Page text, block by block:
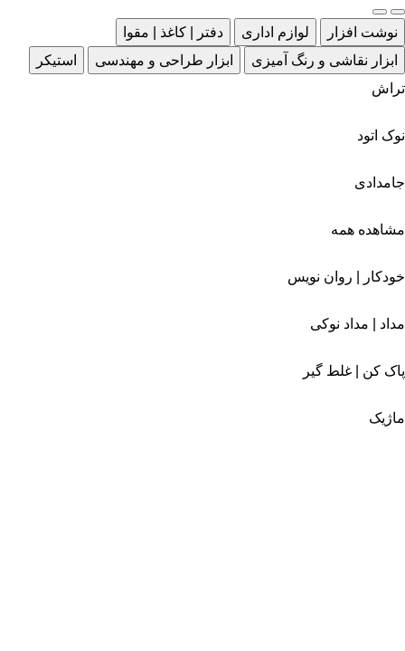
نوشت افزار لوازم اداری
دفتر | کاغذ | مقوا
ابزار نقاشی و رنگ آمیزی
ابزار طراحی و مهندسی
استیکر
تراش
نوک اتود
جامدادی
مشاهده همه
خودکار | روان نویس
مداد | مداد نوکی
پاک کن | غلط گیر
ماژیک